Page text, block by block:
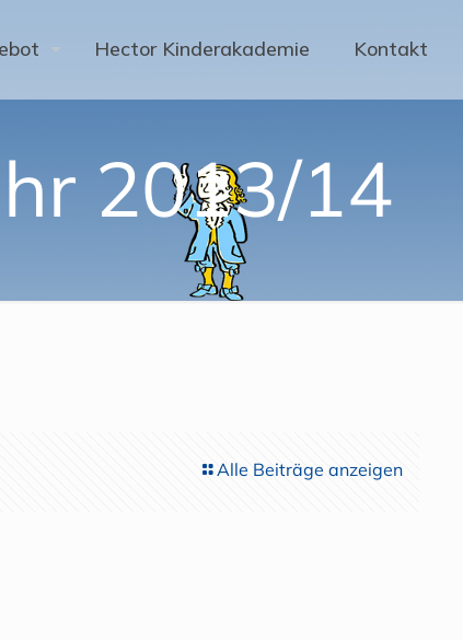
Hector Kinderakademie Kontakt
2013/14
Alle Beiträge anzeigen